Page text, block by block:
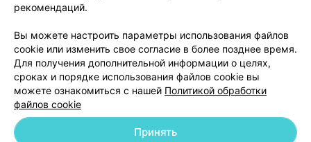
Обработка персональных данных
© 2026 ООО «Артокс Лаб», УНП 191700409 | 220012, Республика Беларусь,
рекомендаций.
Вы можете настроить параметры использования файлов
cookie или изменить свое согласие в более позднее время.
Для получения дополнительной информации о целях,
сроках и порядке использования файлов cookie вы
можете ознакомиться с нашей Политикой обработки
файлов cookie
Принять